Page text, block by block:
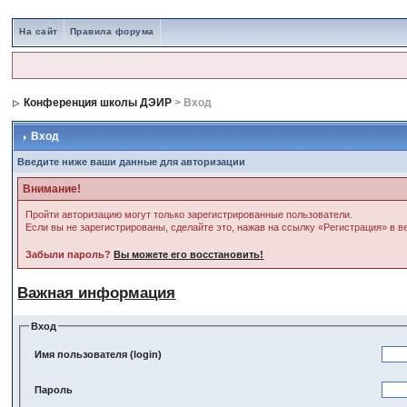
На сайт Правила форума
Конференция школы ДЭИР > Вход
Вход
Введите ниже ваши данные для авторизации
Внимание!
Пройти авторизацию могут только зарегистрированные пользователи.
Если вы не зарегистрированы, сделайте это, нажав на ссылку «Регистрация» в
Забыли пароль?Вы можете его восстановить!
Важная информация
Вход
Имя пользователя (login)
Пароль